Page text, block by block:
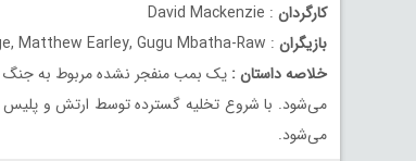
کارگردان : David Mackenzie
بازیگران : Syiah George, Matthew Earley, Gugu Mbatha-Raw
خلاصه داستان : یک بمب منفجر نشده مربوط به
می‌شود. با شروع تخلیه گسترده توسط ارتش و
می‌شود.